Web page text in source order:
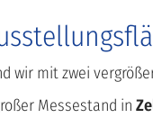
wir mit zwei
Messestand in